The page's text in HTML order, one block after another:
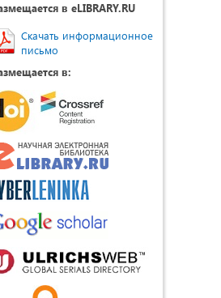
в eLIBRARY.RU
Скачать информационное
письмо
в: